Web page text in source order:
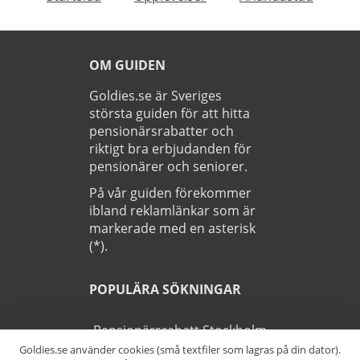
OM GUIDEN
Goldies.se är Sveriges
största guiden för att hitta
pensionärsrabatter och
riktigt bra erbjudanden för
pensionärer och seniorer.
På vår guiden förekommer
ibland reklamlänkar som är
markerade med en asterisk
(*).
POPULÄRA SÖKNINGAR
Pensionärsrabatt Stockholm
Goldies.se använder cookies (små textfiler som lagras på din dator).